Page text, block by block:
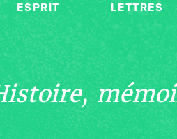
ESPRIT LETTRES